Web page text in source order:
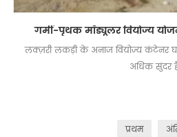
गर्मी-पृथक मॉड्यूलर वियोज्य
लक्ज़री लकड़ी के अनाज वियोज्य कंटेनर
अधिक सुंदर
प्रथम